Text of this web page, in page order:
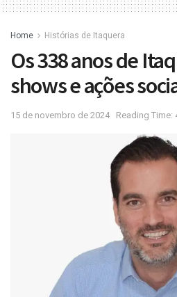
Home Histórias de Itaquera
Os 338 anos de
shows e ações
15 de novembro de 2024 Reading Time: